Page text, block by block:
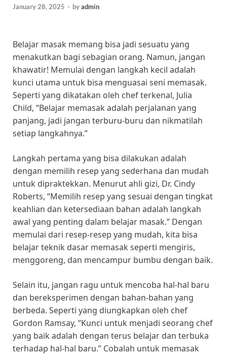
January 28, 2025 - byadmin
Belajar masak memang bisa jadi sesuatu yang
menakutkan bagi sebagian orang. Namun, jangan
khawatir! Memulai dengan langkah kecil adalah
kunci utama untuk bisa menguasai seni memasak.
Seperti yang dikatakan oleh chef terkenal, Julia
Child, “Belajar memasak adalah perjalanan yang
panjang, jadi jangan terburu-buru dan nikmatilah
setiap langkahnya.”
Langkah pertama yang bisa dilakukan adalah
dengan memilih resep yang sederhana dan mudah
untuk dipraktekkan. Menurut ahli gizi, Dr. Cindy
Roberts, “Memilih resep yang sesuai dengan tingkat
keahlian dan ketersediaan bahan adalah langkah
awal yang penting dalam belajar masak.” Dengan
memulai dari resep-resep yang mudah, kita bisa
belajar teknik dasar memasak seperti mengiris,
menggoreng, dan mencampur bumbu dengan baik.
Selain itu, jangan ragu untuk mencoba hal-hal baru
dan bereksperimen dengan bahan-bahan yang
berbeda. Seperti yang diungkapkan oleh chef
Gordon Ramsay, “Kunci untuk menjadi seorang chef
yang baik adalah dengan terus belajar dan terbuka
terhadap hal-hal baru.” Cobalah untuk memasak